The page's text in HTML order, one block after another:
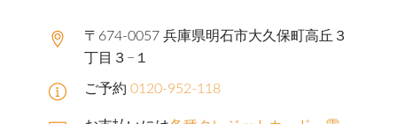
〒674-0057 兵庫県明石市大久保町高丘３
丁目３−１
ご予約 0120-952-118